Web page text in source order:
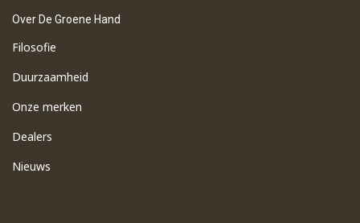
Over De Groene Hand
Filosofie
Duurzaamheid
Onze merken
Dealers
Nieuws